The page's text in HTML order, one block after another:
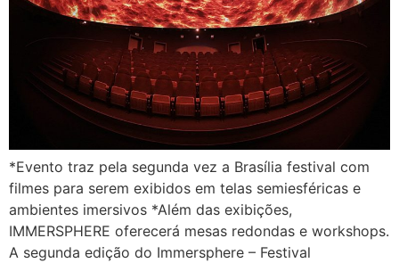
*Evento traz pela segunda vez a Brasília festival com
filmes para serem exibidos em telas semiesféricas e
ambientes imersivos *Além das exibições,
IMMERSPHERE oferecerá mesas redondas e workshops.
A segunda edição do Immersphere – Festival